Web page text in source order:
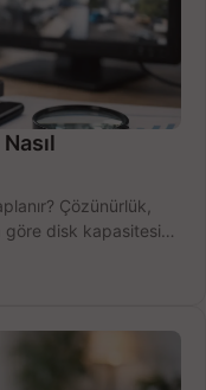
Çözünürlük,
göre disk kapasitesini